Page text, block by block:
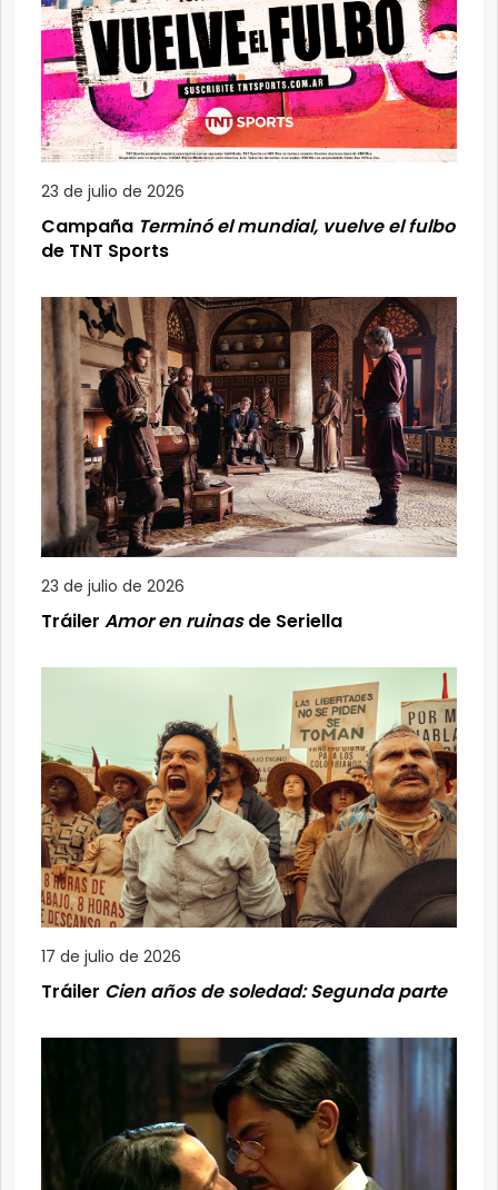
23 de julio de 2026
Campaña Terminó el mundial, vuelve el fulbo
de TNT Sports
23 de julio de 2026
Tráiler Amor en ruinasde Seriella
17 de julio de 2026
Tráiler Cien años de soledad: Segunda parte